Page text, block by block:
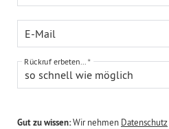
E-Mail
so schnell wie möglich
Rückruf erbeten...
Gut zu wissen:Wir nehmen Datenschutz